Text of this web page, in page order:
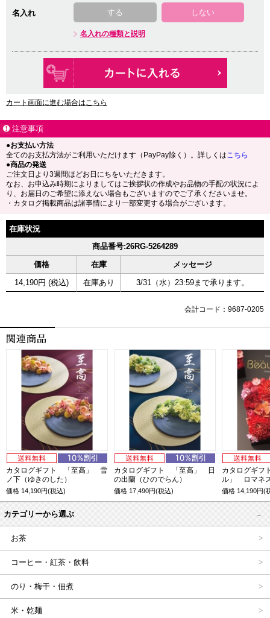
名入れ する しない
名入れの種類と説明
カート画面に進む場合はこちら
注意事項
●お支払い方法
全てのお支払方法がご利用いただけます（PayPay除く）。詳しくはこちら
●商品の発送
ご注文日より3週間ほどお日にちをいただきます。
なお、お申込み時期によりましてはご挨拶状の作成やお品物の手配の状況によ
り、お届日のご希望に添えない場合もございますのでご了承くださいませ。
・カタログ掲載商品は諸事情により一部変更する場合がございます。
在庫状況
商品番号:26RG-5264289
価格
在庫
メッセージ
14,190円 (税込)
在庫あり 3/31（水）23:59まで承ります。
会計コード：9687-0205
カタログギフト 「至高」 雪
ノ下（ゆきのした）
価格 14,190円(税込)
カタログギフト 「至高」 日
の出蘭（ひのでらん）
価格 17,490円(税込)
カタログギ
ル」 ロマネ
価格 14,190円(
カテゴリーから選ぶ
お茶
コーヒー・紅茶・飲料
のり・梅干・佃煮
米・乾麺